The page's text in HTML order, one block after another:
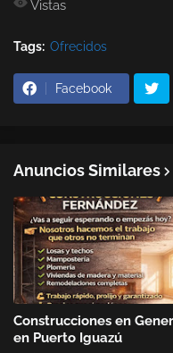
Vistas
Tags: Ofrecidos
Facebook
Anuncios Similares
Construcciones en
en Puerto Iguazú